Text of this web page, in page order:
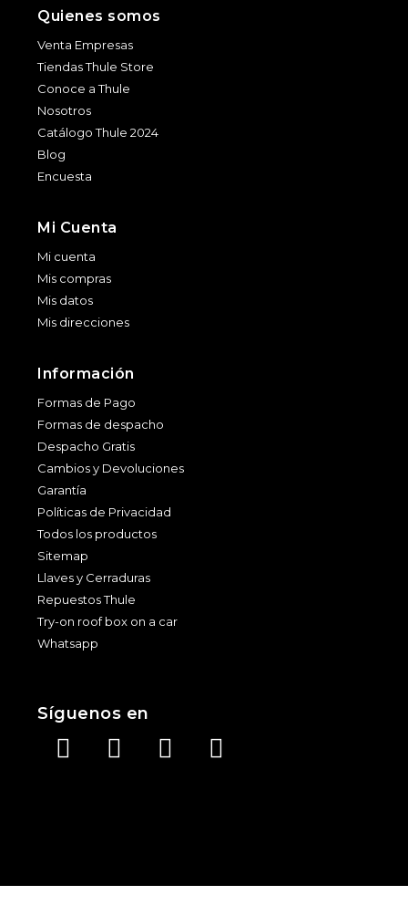
Quienes somos
Venta Empresas
Tiendas Thule Store
Conoce a Thule
Nosotros
Catálogo Thule 2024
Blog
Encuesta
Mi Cuenta
Mi cuenta
Mis compras
Mis datos
Mis direcciones
Información
Formas de Pago
Formas de despacho
Despacho Gratis
Cambios y Devoluciones
Garantía
Políticas de Privacidad
Todos los productos
Sitemap
Llaves y Cerraduras
Repuestos Thule
Try-on roof box on a car
Whatsapp
Síguenos en